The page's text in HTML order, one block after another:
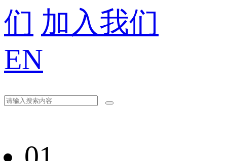
们 加入我们
EN